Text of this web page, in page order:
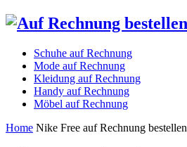
Schuhe auf Rechnung
Mode auf Rechnung
Kleidung auf Rechnung
Handy auf Rechnung
Möbel auf Rechnung
Home Nike Free auf Rechnung bestellen